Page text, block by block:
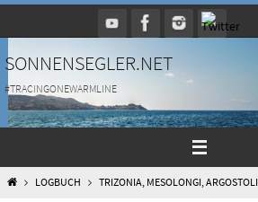
Inhalt
springen
SONNENSEGLER.NET
#TRACINGONEWARMLINE
HOMELOGBUCH TRIZONIA, MESOLONGI, ARGOSTOLI